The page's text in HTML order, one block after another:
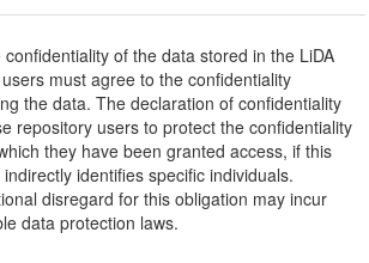
of the data stored in the LiDA
must agree to the confidentiality
the data. The declaration of confidentiality
repository users to protect the confidentiality
they have been granted access, if this
identifies specific individuals.
disregard for this obligation may incur
data protection laws.